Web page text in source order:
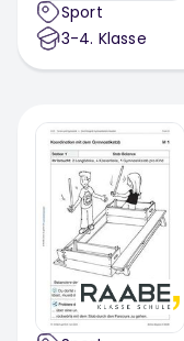
Sport
3-4. Klasse